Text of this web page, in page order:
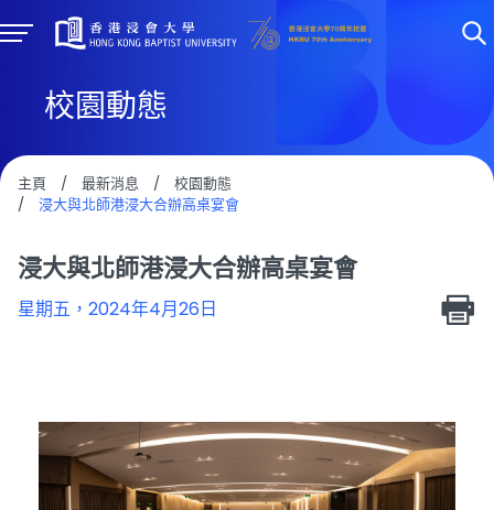
校園動態
主頁 / 最新消息 /
校園動態
/
浸大與北師港浸大合辦高桌宴會
浸大與北師港浸大合辦高桌宴會
星期五，2024年4月26日